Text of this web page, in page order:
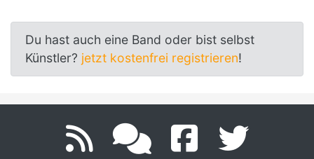
Du hast auch eine Band oder bist selbst
Künstler? jetzt kostenfrei registrieren!